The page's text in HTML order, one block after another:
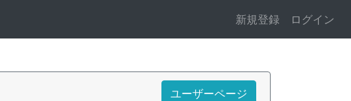
新規登録 ログイン
ユーザーページ